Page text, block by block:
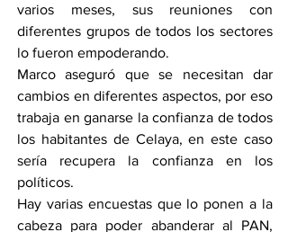
varios meses, sus reuniones con
diferentes grupos de todos los sectores
lo fueron empoderando.
Marco aseguró que se necesitan dar
cambios en diferentes aspectos, por eso
trabaja en ganarse la confianza de todos
los habitantes de Celaya, en este caso
sería recupera la confianza en los
políticos.
Hay varias encuestas que lo ponen a la
cabeza para poder abanderar al PAN,